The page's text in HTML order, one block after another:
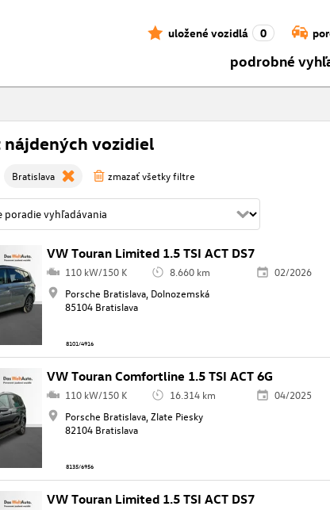
uložené vozidlá 0
podrobné
nájdených vozidiel
Bratislava zmazať všetky filtre
VW Touran Limited 1.5 TSI ACT DS7
110 kW/150 K 8.660 km
02/2026
Porsche Bratislava, Dolnozemská
85104 Bratislava
8101/4916
VW Touran Comfortline 1.5 TSI ACT 6G
110 kW/150 K 16.314 km
04/2025
Porsche Bratislava, Zlate Piesky
82104 Bratislava
8135/6956
VW Touran Limited 1.5 TSI ACT DS7